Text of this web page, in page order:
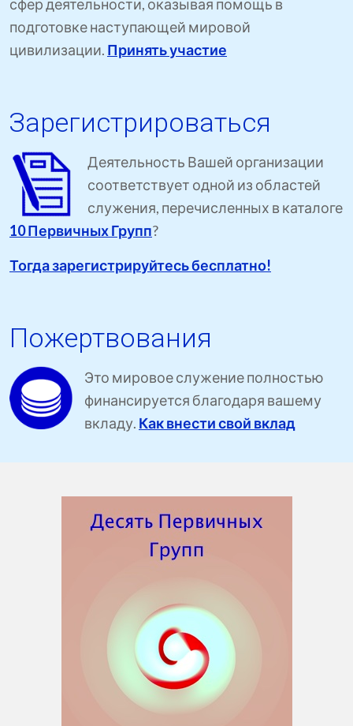
сфер деятельности, оказывая помощь в
подготовке наступающей мировой
цивилизации. Принять участие
Зарегистрироваться
Деятельность Вашей организации
соответствует одной из областей
служения, перечисленных в каталоге
10 Первичных Групп?
Тогда зарегистрируйтесь бесплатно!
Пожертвования
Это мировое служение полностью
финансируется благодаря вашему
вкладу. Как внести свой вклад